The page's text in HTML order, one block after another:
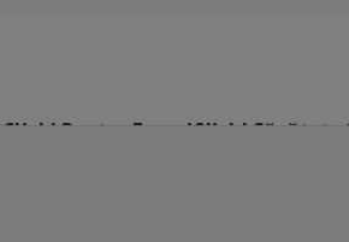
Click! Pentru FemeiClick! Sănătate